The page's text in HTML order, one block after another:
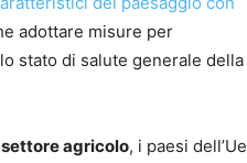
adottare misure per
stato di salute generale della
agricolo, i paesi dell’Ue